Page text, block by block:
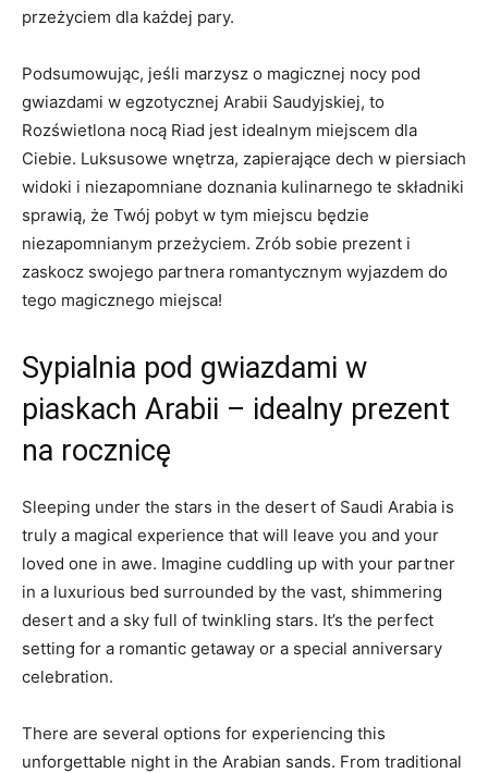
przeżyciem dla ⁤każdej pary.
Podsumowując,⁣ jeśli marzysz ‍o magicznej nocy ‍pod
gwiazdami ‍w egzotycznej⁢ Arabii‌ Saudyjskiej, to
Rozświetlona nocą Riad jest idealnym miejscem dla
Ciebie. Luksusowe⁢ wnętrza, zapierające dech w​ piersiach
widoki ​i niezapomniane doznania kulinarnego te składniki
sprawią, że Twój pobyt w tym miejscu będzie
niezapomnianym przeżyciem. Zrób sobie prezent i
zaskocz swojego partnera romantycznym wyjazdem do
tego magicznego miejsca!
Sypialnia pod gwiazdami⁣ w
piaskach Arabii – idealny ​prezent
‍na rocznicę
Sleeping under⁣ the stars in the ⁤desert of Saudi Arabia is
truly a magical experience that will leave you and ⁣your
⁣loved one in awe. Imagine⁤ cuddling up with your partner
in ⁣a luxurious bed surrounded by the⁣ vast, shimmering
desert​ and a sky full of twinkling stars. It’s the perfect
setting for a romantic getaway or a⁣ special anniversary
celebration.
There are several options for ‍experiencing this
unforgettable⁢ night ⁣in the Arabian sands. ⁢From traditional ​